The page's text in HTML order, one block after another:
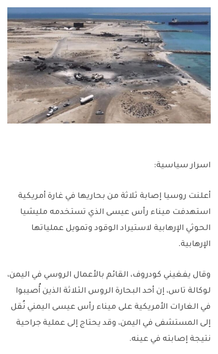
اسرار سياسية:
أعلنت روسيا إصابة ثلاثة من بحاريها في غارة أمريكية
استهدفت ميناء رأس عيسى الذي تستخدمه مليشيا
الحوثي الإرهابية لاستيراد الوقود وتمويل عملياتها
الإرهابية.
وقال يفغيني كودروف، القائم بالأعمال الروسي في اليمن،
لوكالة تاس، إن أحد البحارة الروس الثلاثة الذين أُصيبوا
في الغارات الأمريكية على ميناء رأس عيسى اليمني نُقل
إلى المستشفى في اليمن، وقد يحتاج إلى عملية جراحية
نتيجة إصابته في عينه.